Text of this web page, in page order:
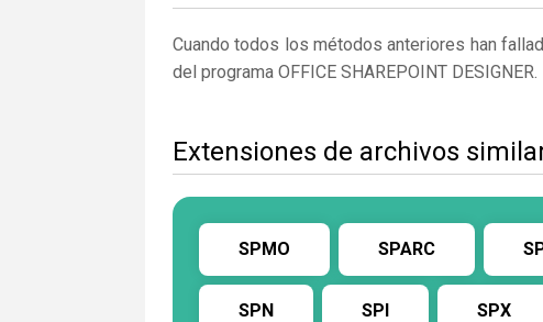
Cuando todos los métodos anteriores han
del programa OFFICE SHAREPOINT DESIGNER.
Extensiones de archivos
SPMO SPARC
SPN SPI SPX